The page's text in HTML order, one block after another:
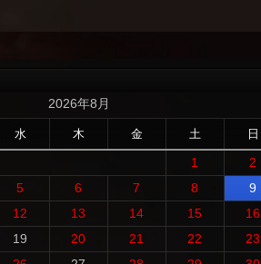
2026年8月
水 木 金 土 日
1
2
5 6 7 8
9
12 13 14 15
16
19 20 21 22
23